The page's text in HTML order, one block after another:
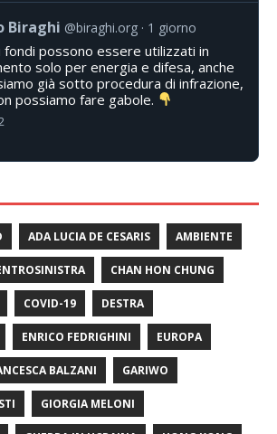
Biraghi @biraghi.org 1 giorno
fondi possono essere utilizzati in
solo per energia e difesa, anche
già sotto procedura di infrazione,
possiamo fare gabole.
ADA LUCIA DE CESARIS AMBIENTE
CHAN HON CHUNG
COVID-19 DESTRA
ENRICO FEDRIGHINI EUROPA
BALZANI GARIWO
GIORGIA MELONI